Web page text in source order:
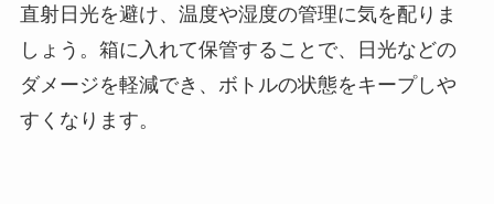
直射日光を避け、温度や湿度の管理に気を配りま
しょう。箱に入れて保管することで、日光などの
ダメージを軽減でき、ボトルの状態をキープしや
すくなります。